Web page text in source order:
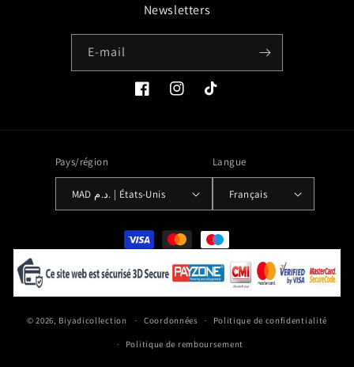
Newsletters
E-mail
FacebookInstagramTikTok
Pays/région
MAD د.م. | États-Unis
Langue
Français
Moyens
de
paiement
© 2026, Biyadicollection Coordonnées Politique de confidentialité
Politique de remboursement